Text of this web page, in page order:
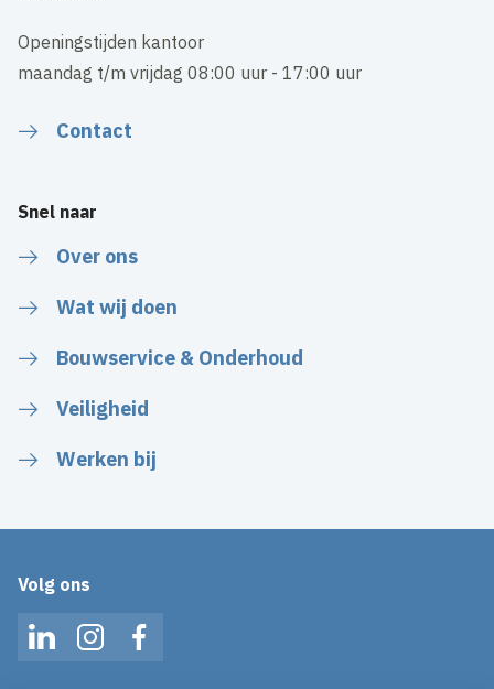
Openingstijden kantoor
maandag t/m vrijdag 08:00 uur - 17:00 uur
Contact
Snel naar
Over ons
Wat wij doen
Bouwservice & Onderhoud
Veiligheid
Werken bij
Volg ons
LinkedInInstagramFacebook